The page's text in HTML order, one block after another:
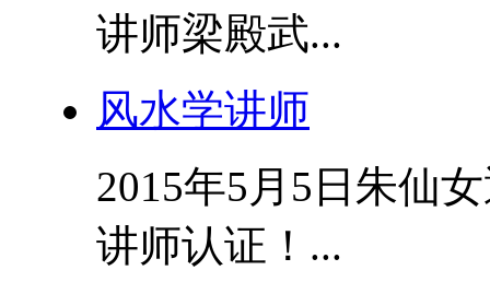
讲师梁殿武...
风水学讲师
2015年5月5日朱仙
讲师认证！...